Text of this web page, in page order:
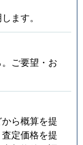
ます。
ご要望・お
ら概算を提
定価格を提